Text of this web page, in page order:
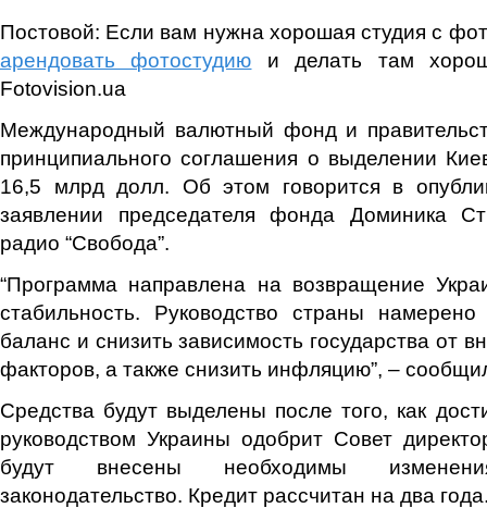
Постовой: Если вам нужна хорошая студия с
арендовать фотостудию и делать там
Fotovision.ua
Международный валютный фонд и
принципиального соглашения о выделении
16,5 млрд долл. Об этом говорится в
заявлении председателя фонда Доминика
радио “Свобода”.
“Программа направлена на возвращение
стабильность. Руководство страны
баланс и снизить зависимость государства от
факторов, а также снизить инфляцию”, –
Средства будут выделены после того, как
руководством Украины одобрит Совет
будут внесены необходимы
законодательство. Кредит рассчитан на два